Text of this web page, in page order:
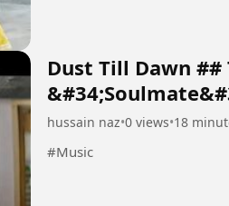
Dust Till Dawn
hussain naz•0 views•18
#Music